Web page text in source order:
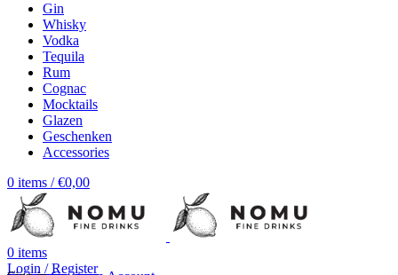
Gin
Whisky
Vodka
Tequila
Rum
Cognac
Mocktails
Glazen
Geschenken
Accessories
0 items / €0,00
0 items
Login / Register